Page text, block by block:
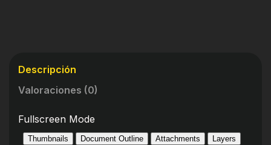
Descripción
Valoraciones (0)
Fullscreen Mode